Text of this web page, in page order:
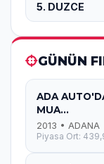
5. DUZCE
GÜNÜN
ADA
MUA...
2013 • ADANA
Piyasa Ort: